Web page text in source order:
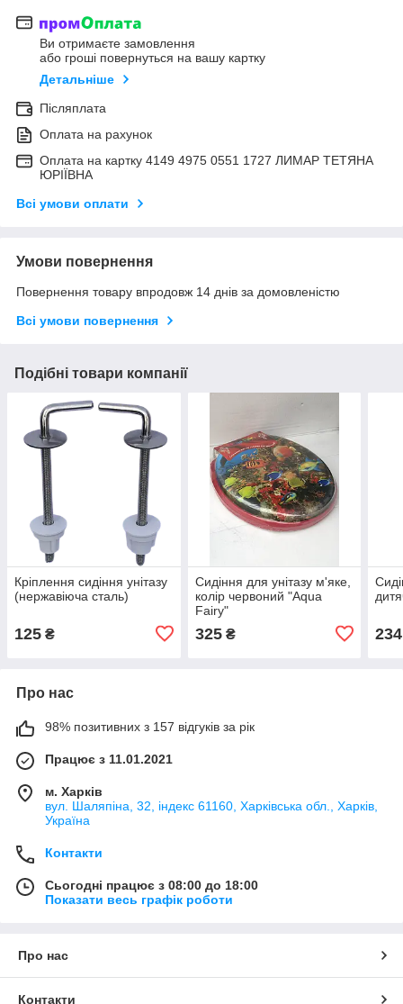
Ви отримаєте замовлення
або гроші повернуться на вашу картку
Детальніше
Післяплата
Оплата на рахунок
Оплата на картку 4149 4975 0551 1727 ЛИМАР ТЕТЯНА
ЮРІЇВНА
Всі умови оплати
Умови повернення
Повернення товару впродовж 14 днів за домовленістю
Всі умови повернення
Подібні товари компанії
Кріплення сидіння унітазу
(нержавіюча сталь)
125 ₴
Сидіння для унітазу м'яке,
колір червоний "Aqua
Fairy"
325₴ 234
Про нас
98% позитивних з 157 відгуків за рік
Працює з 11.01.2021
м. Харків
вул. Шаляпіна, 32, індекс 61160, Харківська обл., Харків,
Україна
Контакти
Сьогодні працює з 08:00 до 18:00
Показати весь графік роботи
Про нас
Контакти